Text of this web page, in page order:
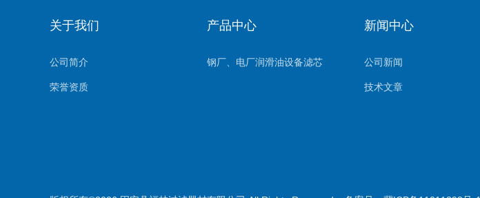
关于我们
公司简介
荣誉资质
产品中心
钢厂、电厂润滑油设备滤芯
新闻中心
公司新闻
技术文章